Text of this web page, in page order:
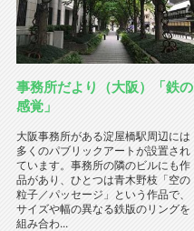
事務所だより（大阪）「鉄の
感覚」
大阪事務所がある淀屋橋駅周辺には
多くのパブリックアートが設置され
ています。事務所の隣のビルにも作
品があり、ひとつは青木野枝「空の
粒子／パッセージ」という作品で、
サイズや幅の異なる鉄版のリングを
組み合わ...